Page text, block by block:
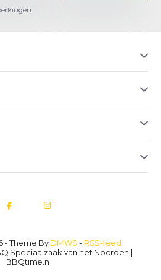
- Theme By DMWS - RSS-feed
Speciaalzaak van het Noorden |
BBQtime.nl